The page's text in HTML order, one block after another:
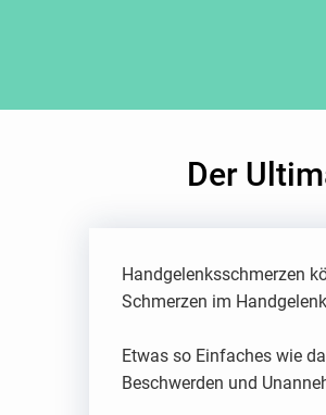
Der
Handgelenksschmerzen
Schmerzen im
Etwas so Einfaches wie
Beschwerden und